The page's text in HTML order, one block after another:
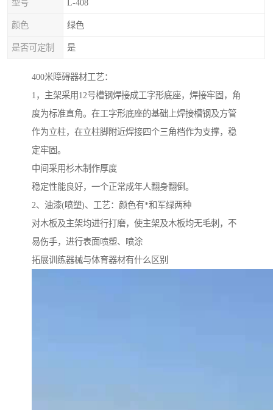
型号 L-408
颜色 绿色
是否可定制 是
400米障碍器材工艺：
1，主架采用12号槽钢焊接成工字形底座，焊接牢固，角
度为标准直角。在工字形底座的基础上焊接槽钢及方管
作为立柱，在立柱脚附近焊接四个三角档作为支撑，稳
定牢固。
中间采用杉木制作厚度
稳定性能良好，一个正常成年人翻身翻倒。
2、油漆(喷塑)、工艺：颜色有*和军绿两种
对木板及主架均进行打磨，使主架及木板均无毛刺，不
易伤手，进行表面喷塑、喷涂
拓展训练器械与体育器材有什么区别